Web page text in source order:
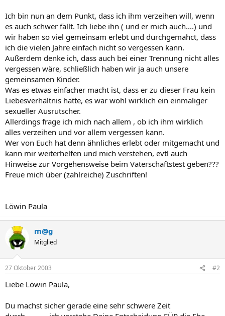
Ich bin nun an dem Punkt, dass ich ihm verzeihen will, wenn
es auch schwer fällt. Ich liebe ihn ( und er mich auch....) und
wir haben so viel gemeinsam erlebt und durchgemahct, dass
ich die vielen Jahre einfach nicht so vergessen kann.
Außerdem denke ich, dass auch bei einer Trennung nicht alles
vergessen wäre, schließlich haben wir ja auch unsere
gemeinsamen Kinder.
Was es etwas einfacher macht ist, dass er zu dieser Frau kein
Liebesverhältnis hatte, es war wohl wirklich ein einmaliger
sexueller Ausrutscher.
Allerdings frage ich mich nach allem , ob ich ihm wirklich
alles verzeihen und vor allem vergessen kann.
Wer von Euch hat denn ähnliches erlebt oder mitgemacht und
kann mir weiterhelfen und mich verstehen, evtl auch
Hinweise zur Vorgehensweise beim Vaterschaftstest geben???
Freue mich über (zahlreiche) Zuschriften!
Löwin Paula
m@g
Mitglied
27 Oktober 2003 #2
Liebe Löwin Paula,
Du machst sicher gerade eine sehr schwere Zeit